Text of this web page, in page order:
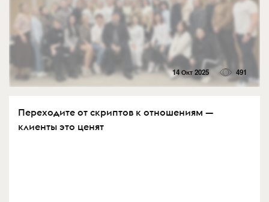
14 Окт 2025 491
Переходите от скриптов к отношениям —
клиенты это ценят